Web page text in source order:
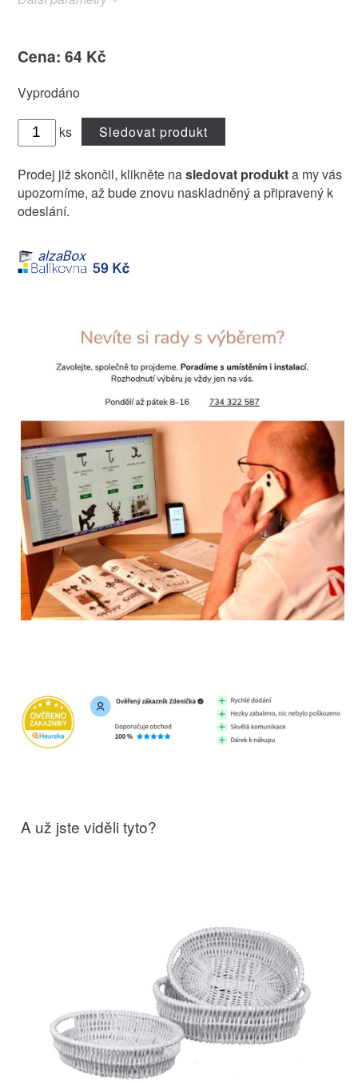
Cena: 64 Kč
Vyprodáno
ks Sledovat produkt
Prodej již skončil, klikněte nasledovat produkta my vás
upozorníme, až bude znovu naskladněný a připravený k
odeslání.
A už jste viděli tyto?